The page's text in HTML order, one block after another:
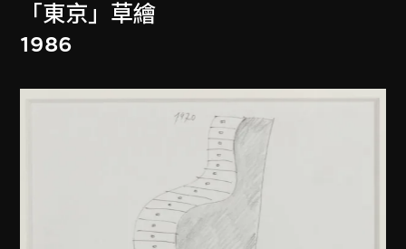
「東京」草繪
1986